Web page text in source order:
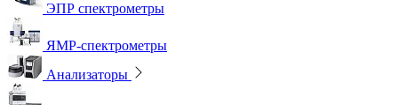
ЭПР спектрометры
ЯМР-спектрометры
Анализаторы